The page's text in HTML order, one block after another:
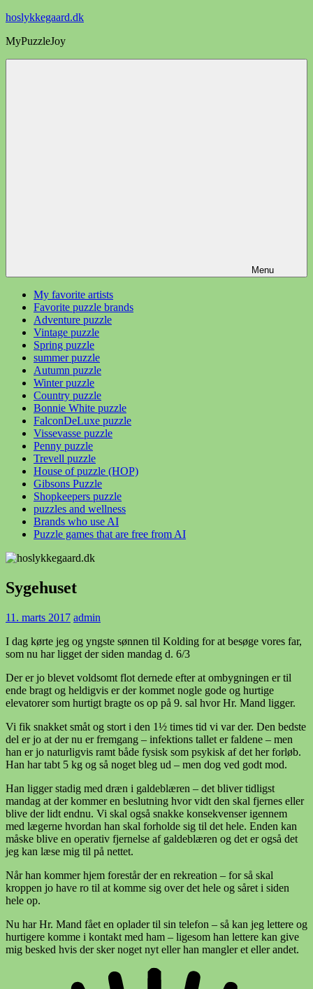
Videre
indhold
hoslykkegaard.dk
MyPuzzleJoy
Menu
My favorite artists
Favorite puzzle brands
Adventure puzzle
Vintage puzzle
Spring puzzle
summer puzzle
Autumn puzzle
Winter puzzle
Country puzzle
Bonnie White puzzle
FalconDeLuxe puzzle
Vissevasse puzzle
Penny puzzle
Trevell puzzle
House of puzzle (HOP)
Gibsons Puzzle
Shopkeepers puzzle
puzzles and wellness
Brands who use AI
Puzzle games that are free from AI
Sygehuset
11. marts 2017 admin
I dag kørte jeg og yngste sønnen til Kolding for at besøge vores far,
som nu har ligget der siden mandag d. 6/3
Der er jo blevet voldsomt flot dernede efter at ombygningen er til
ende bragt og heldigvis er der kommet nogle gode og hurtige
elevatorer som hurtigt bragte os op på 9. sal hvor Hr. Mand ligger.
Vi fik snakket småt og stort i den 1½ times tid vi var der. Den bedste
del er jo at der nu er fremgang – infektions tallet er faldene – men
han er jo naturligvis ramt både fysisk som psykisk af det her forløb.
Han har tabt 5 kg og så noget bleg ud – men dog ved godt mod.
Han ligger stadig med dræn i galdeblæren – det bliver tidligst
mandag at der kommer en beslutning hvor vidt den skal fjernes eller
blive der lidt endnu. Vi skal også snakke konsekvenser igennem
med lægerne hvordan han skal forholde sig til det hele. Enden kan
måske blive en operativ fjernelse af galdeblæren og det er også det
jeg kan læse mig til på nettet.
Når han kommer hjem forestår der en rekreation – for så skal
kroppen jo have ro til at komme sig over det hele og såret i siden
hele op.
Nu har Hr. Mand fået en oplader til sin telefon – så kan jeg lettere og
hurtigere komme i kontakt med ham – ligesom han lettere kan give
mig besked hvis der sker noget nyt eller han mangler et eller andet.